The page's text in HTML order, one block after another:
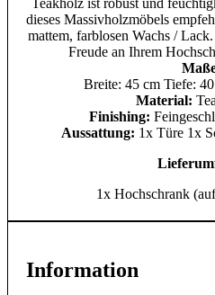
Teakholz ist robust und
dieses Massivholzmöbels
mattem, farblosen Wachs /
Freude an Ihrem
Breite: 45 cm Tiefe:
Material:
Finishing:
Aussattung: 1x Türe 1x
1x Hochschrank
Information